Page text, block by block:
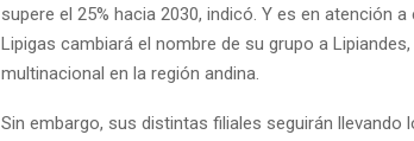
supere el 25% hacia 2030, indicó. Y es en atención
Lipigas cambiará el nombre de su grupo a
multinacional en la región andina.
Sin embargo, sus distintas filiales seguirán llevando